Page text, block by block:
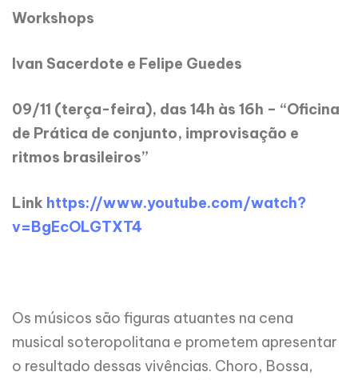
Workshops
Ivan Sacerdote e Felipe Guedes
09/11 (terça-feira), das 14h às 16h – “Oficina
de Prática de conjunto, improvisação e
ritmos brasileiros”
Link https://www.youtube.com/watch?
v=BgEcOLGTXT4
Os músicos são figuras atuantes na cena
musical soteropolitana e prometem apresentar
o resultado dessas vivências. Choro, Bossa,